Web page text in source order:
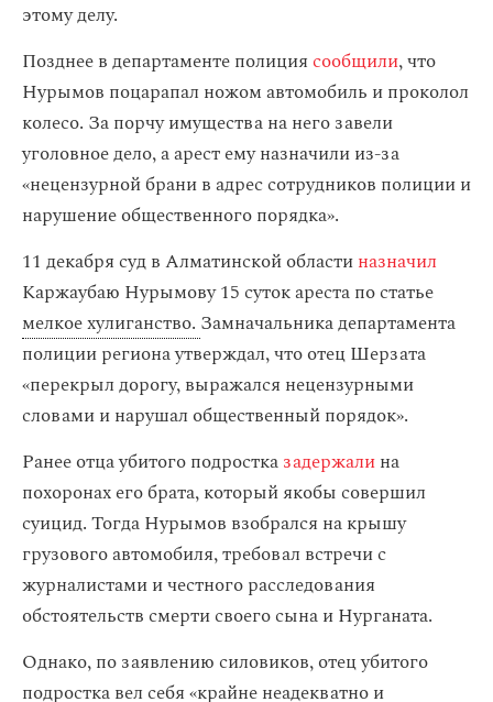
этому делу.
Позднее в департаменте полициясообщили, что
Нурымов поцарапал ножом автомобиль и проколол
колесо. За порчу имущества на него завели
уголовное дело, а арест ему назначили из-за
«нецензурной брани в адрес сотрудников полиции и
нарушение общественного порядка».
11 декабря суд в Алматинской областиназначил
Каржаубаю Нурымову 15 суток ареста по статье
мелкое хулиганство. Замначальника департамента
полиции региона утверждал, что отец Шерзата
«перекрыл дорогу, выражался нецензурными
словами и нарушал общественный порядок».
Ранее отца убитого подростказадержалина
похоронах его брата, который якобы совершил
суицид. Тогда Нурымов взобрался на крышу
грузового автомобиля, требовал встречи с
журналистами и честного расследования
обстоятельств смерти своего сына и Нурганата.
Однако, по заявлению силовиков, отец убитого
подростка вел себя «крайне неадекватно и